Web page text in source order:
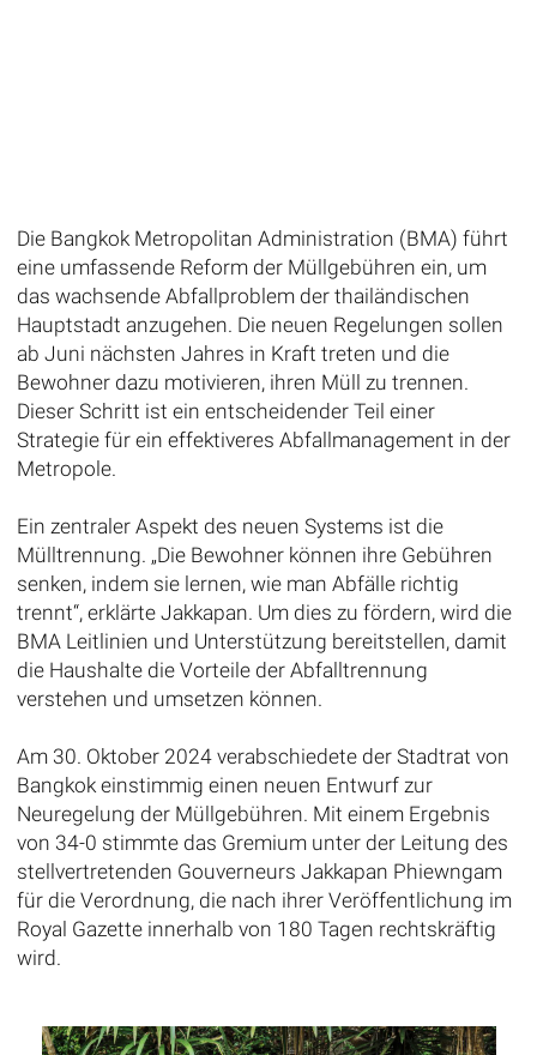
Die Bangkok Metropolitan Administration (BMA) führt
eine umfassende Reform der Müllgebühren ein, um
das wachsende Abfallproblem der thailändischen
Hauptstadt anzugehen. Die neuen Regelungen sollen
ab Juni nächsten Jahres in Kraft treten und die
Bewohner dazu motivieren, ihren Müll zu trennen.
Dieser Schritt ist ein entscheidender Teil einer
Strategie für ein effektiveres Abfallmanagement in der
Metropole.
Ein zentraler Aspekt des neuen Systems ist die
Mülltrennung. „Die Bewohner können ihre Gebühren
senken, indem sie lernen, wie man Abfälle richtig
trennt“, erklärte Jakkapan. Um dies zu fördern, wird die
BMA Leitlinien und Unterstützung bereitstellen, damit
die Haushalte die Vorteile der Abfalltrennung
verstehen und umsetzen können.
Am 30. Oktober 2024 verabschiedete der Stadtrat von
Bangkok einstimmig einen neuen Entwurf zur
Neuregelung der Müllgebühren. Mit einem Ergebnis
von 34-0 stimmte das Gremium unter der Leitung des
stellvertretenden Gouverneurs Jakkapan Phiewngam
für die Verordnung, die nach ihrer Veröffentlichung im
Royal Gazette innerhalb von 180 Tagen rechtskräftig
wird.